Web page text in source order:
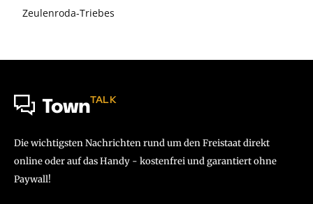
Zeulenroda-Triebes
TownTALK
Die wichtigsten Nachrichten rund um den Freistaat direkt
online oder auf das Handy - kostenfrei und garantiert ohne
Paywall!